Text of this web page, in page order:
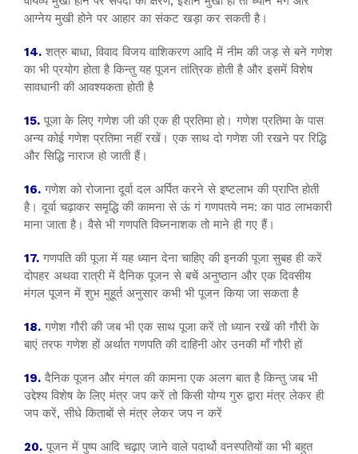
आग्नेय मुखी होने पर आहार का संकट खड़ा कर सकती है।
14. शत्रु बाधा, विवाद विजय वाशिकरण आदि में नीम की जड़ से बने गणेश
का भी प्रयोग होता है किन्तु यह पूजन तांत्रिक होती है और इसमें विशेष
सावधानी की आवश्यकता होती है
15. पूजा के लिए गणेश जी की एक ही प्रतिमा हो। गणेश प्रतिमा के पास
अन्य कोई गणेश प्रतिमा नहीं रखें। एक साथ दो गणेश जी रखने पर रिद्धि
और सिद्धि नाराज हो जाती हैं।
16. गणेश को रोजाना दूर्वा दल अर्पित करने से इष्टलाभ की प्राप्ति होती
है। दूर्वा चढ़ाकर समृद्धि की कामना से ऊं गं गणपतये नम: का पाठ लाभकारी
माना जाता है। वैसे भी गणपति विघ्ननाशक तो माने ही गए हैं।
17. गणपति की पूजा में यह ध्यान देना चाहिए की इनकी पूजा सुबह ही करें
दोपहर अथवा रात्री में दैनिक पूजन से बचें अनुष्ठान और एक दिवसीय
मंगल पूजन में शुभ मुहूर्त अनुसार कभी भी पूजन किया जा सकता है
18. गणेश गौरी की जब भी एक साथ पूजा करें तो ध्यान रखें की गौरी के
बाएं तरफ गणेश हों अर्थात गणपति की दाहिनी ओर उनकी माँ गौरी हों
19. दैनिक पूजन और मंगल की कामना एक अलग बात है किन्तु जब भी
उद्देश्य विशेष के लिए मंत्र जप करें तो किसी योग्य गुरु द्वारा मंत्र लेकर ही
जप करें, सीधे किताबों से मंत्र लेकर जप न करें
20. पूजन में पुष्प आदि चढ़ाए जाने वाले पदार्थो वनस्पतियों का भी बहुत